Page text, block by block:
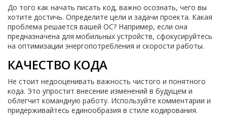
До того как начать писать код, важно осознать, чего вы
хотите достичь. Определите цели и задачи проекта. Какая
проблема решается вашей ОС? Например, если она
предназначена для мобильных устройств, сфокусируйтесь
на оптимизации энергопотребления и скорости работы.
КАЧЕСТВО КОДА
Не стоит недооценивать важность чистого и понятного
кода. Это упростит внесение изменений в будущем и
облегчит командную работу. Используйте комментарии и
придерживайтесь единообразия в стиле кодирования.